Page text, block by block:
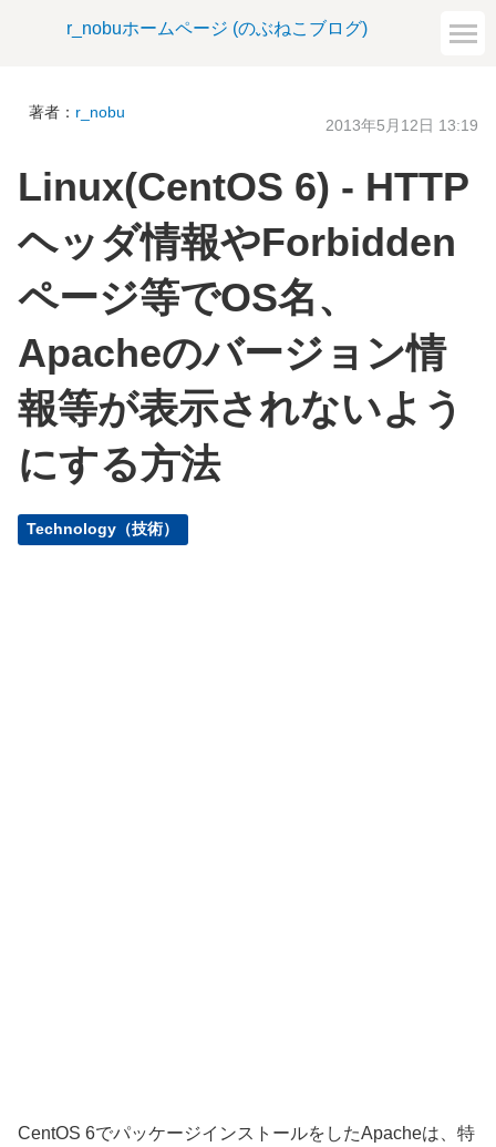
r_nobuホームページ (のぶねこブログ)
著者： r_nobu
2013年5月12日 13:19
Linux(CentOS 6) - HTTP
ヘッダ情報やForbidden
ページ等でOS名、
Apacheのバージョン情
報等が表示されないよう
にする方法
Technology（技術）
CentOS 6でパッケージインストールをしたApacheは、特